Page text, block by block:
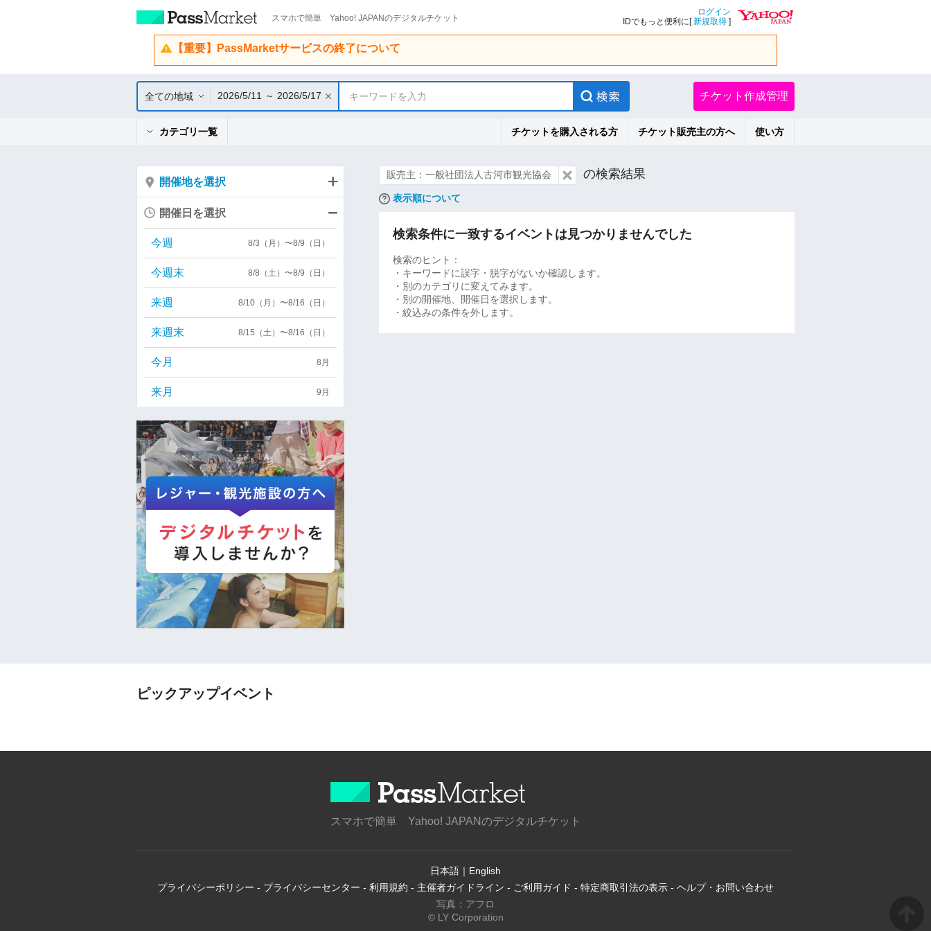
スマホで簡単 Yahoo! JAPANのデジタルチケット
ログイン
IDでもっと便利に[新規取得 ]
【重要】PassMarketサービスの終了について
全ての地域 2026/5/11 ～ 2026/5/17 キーワードを入力 チケット作成管理
カテゴリ一覧 チケットを購入される方 チケット販売主の方へ 使い方
販売主：一般社団法人古河市観光協会 の検索結果
表示順について
検索条件に一致するイベントは見つかりませんでした
検索のヒント：
・キーワードに誤字・脱字がないか確認します。
・別のカテゴリに変えてみます。
・別の開催地、開催日を選択します。
・絞込みの条件を外します。
開催地を選択
開催日を選択
今週 8/3（月）〜8/9（日）
今週末 8/8（土）〜8/9（日）
来週 8/10（月）〜8/16（日）
来週末 8/15（土）〜8/16（日）
今月 8月
来月 9月
ピックアップイベント
スマホで簡単 Yahoo! JAPANのデジタルチケット
日本語 ｜ English
プライバシーポリシー - プライバシーセンター - 利用規約 - 主催者ガイドライン - ご利用ガイド - 特定商取引法の表示 - ヘルプ・お問い合わせ
写真：アフロ
© LY Corporation